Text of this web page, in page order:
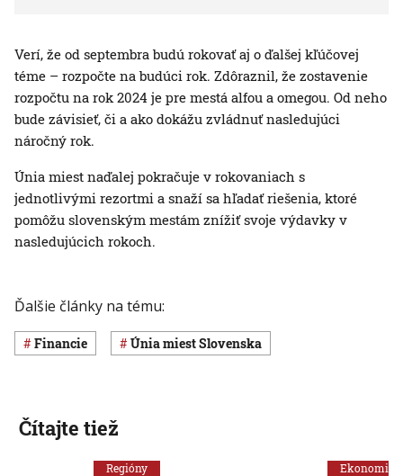
Verí, že od septembra budú rokovať aj o ďalšej kľúčovej
téme – rozpočte na budúci rok. Zdôraznil, že zostavenie
rozpočtu na rok 2024 je pre mestá alfou a omegou. Od neho
bude závisieť, či a ako dokážu zvládnuť nasledujúci
náročný rok.
Únia miest naďalej pokračuje v rokovaniach s
jednotlivými rezortmi a snaží sa hľadať riešenia, ktoré
pomôžu slovenským mestám znížiť svoje výdavky v
nasledujúcich rokoch.
Ďalšie články na tému:
Financie Únia miest Slovenska
Čítajte tiež
Regióny Ekonomika